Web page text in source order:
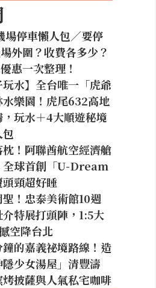
場停車懶人包／要停
外圍？收費各多少？
惠一次整理！
玩水】全台唯一「虎爺
水樂園！虎尾632高地
玩水＋4大順遊秘境
！阿聯酋航空經濟艙
全球首創「U-Dream
頸超好睡
！忠泰美術館10週
特展打頭陣，1:5大
空降台北
的嘉義祕境路線！造
少女湯屋」清豐濤
烤披薩與人氣私宅咖啡